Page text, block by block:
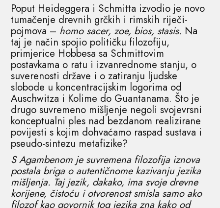
Poput Heideggera i Schmitta izvodio je novo
tumačenje drevnih grčkih i rimskih riječi-
pojmova – homo sacer, zoe, bios, stasis. Na
taj je način spojio političku filozofiju,
primjerice Hobbesa sa Schmittovim
postavkama o ratu i izvanrednome stanju, o
suverenosti države i o zatiranju ljudske
slobode u koncentracijskim logorima od
Auschwitza i Kolime do Guantanama. Što je
drugo suvremeno mišljenje negoli svojevrsni
konceptualni ples nad bezdanom realizirane
povijesti s kojim dohvaćamo raspad sustava i
pseudo-sintezu metafizike?
S Agambenom je suvremena filozofija iznova
postala briga o autentičnome kazivanju jezika
mišljenja. Taj jezik, dakako, ima svoje drevne
korijene, čistoću i otvorenost smisla samo ako
filozof kao govornik tog jezika zna kako od